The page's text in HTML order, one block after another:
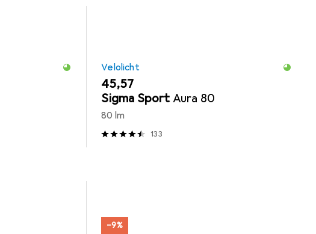
Velolicht
EUR
45,57
Sigma SportAura 80
80 lm
133
−9%